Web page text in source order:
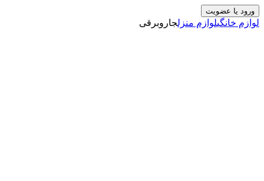
لوازم خانگیلوازم منزلجاروبرقی